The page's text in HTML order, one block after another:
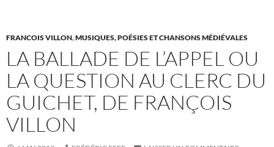
FRANCOIS VILLON,MUSIQUES, POÉSIES ET CHANSONS MÉDIÉVALES
LA BALLADE DE L’APPEL OU
LA QUESTION AU CLERC DU
GUICHET, DE FRANÇOIS
VILLON